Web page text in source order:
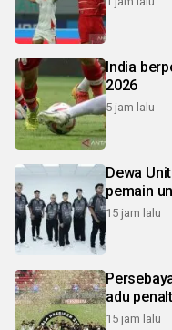
India
2026
5 jam lalu
Dewa
pemain
15 jam lalu
adu
15 jam lalu